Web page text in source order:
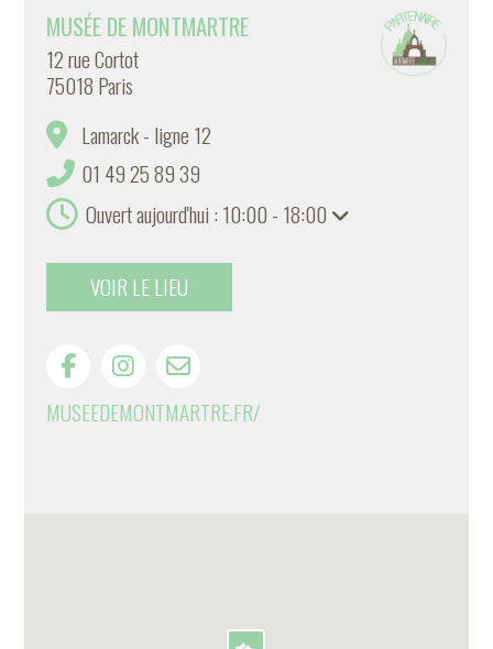
MUSÉE DE MONTMARTRE
12 rue Cortot
75018 Paris
Lamarck - ligne 12
01 49 25 89 39
Ouvert aujourd'hui : 10:00 - 18:00
VOIR LE LIEU
MUSEEDEMONTMARTRE.FR/